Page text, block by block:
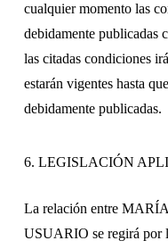
cualquier momento las
debidamente publicadas
las citadas condiciones
estarán vigentes hasta
debidamente publicadas.
6. LEGISLACIÓN
La relación entre
USUARIO se regirá por